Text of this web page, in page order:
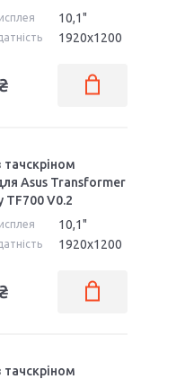
10,1"
1920x1200
Asus Transformer
TF700 V0.2
10,1"
1920x1200